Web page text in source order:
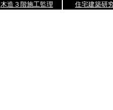
木造３階施工監理 住宅建築研